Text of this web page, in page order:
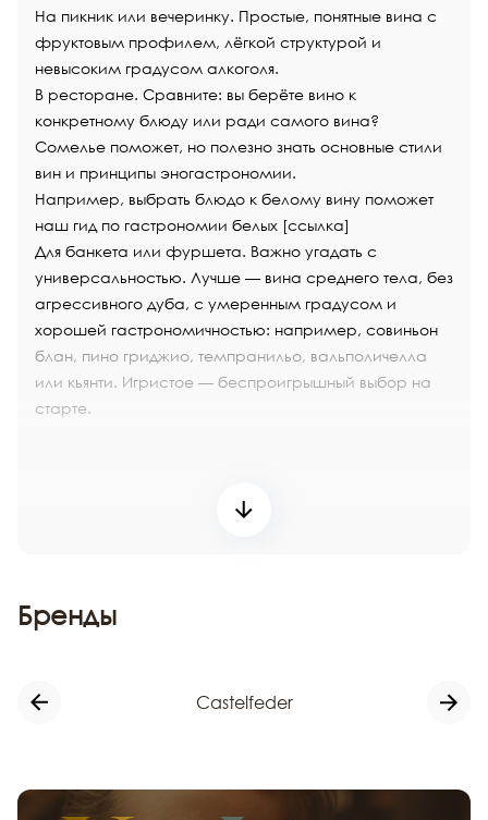
На пикник или вечеринку. Простые, понятные вина с
фруктовым профилем, лёгкой структурой и
невысоким градусом алкоголя.
В ресторане. Сравните: вы берёте вино к
конкретному блюду или ради самого вина?
Сомелье поможет, но полезно знать основные стили
вин и принципы эногастрономии.
Например, выбрать блюдо к белому вину поможет
наш гид по гастрономии белых [ссылка]
Для банкета или фуршета. Важно угадать с
универсальностью. Лучше — вина среднего тела, без
агрессивного дуба, с умеренным градусом и
хорошей гастрономичностью: например, совиньон
блан, пино гриджио, темпранильо, вальполичелла
или кьянти. Игристое — беспроигрышный выбор на
старте.
Бренды
Castelfeder